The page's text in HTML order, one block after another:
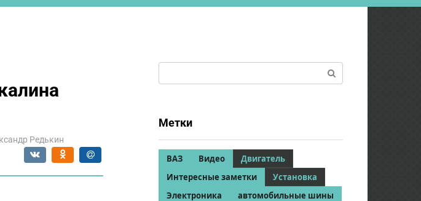
Редькин
Метки
ВАЗ Видео
Двигатель
Интересные заметки
Установка
Электроника
автомобильные шины